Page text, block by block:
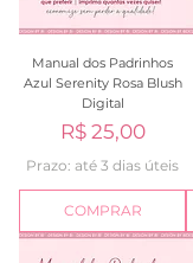
Manual dos Padrinhos
Azul Serenity Rosa Blush
Digital
Preço
R$ 25,00
Prazo: até 3 dias úteis
COMPRAR